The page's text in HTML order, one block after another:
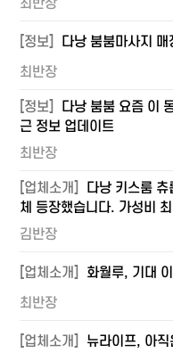
[정보]
다낭 붐붐마사지
최반장
[정보]
다낭 붐붐 요즘 이
근 정보 업데이트
최반장
[업체소개]
다낭 키스룸
체 등장했습니다. 가성비
김반장
[업체소개]
화월루, 기대
최반장
[업체소개]
뉴라이프, 아